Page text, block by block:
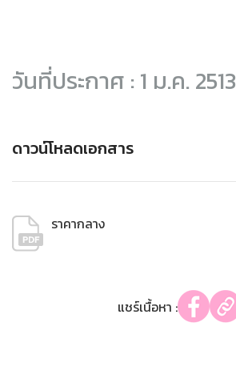
วันที่ประกาศ : 1 ม.ค. 2513
ดาวน์โหลดเอกสาร
ราคากลาง
แชร์เนื้อหา :